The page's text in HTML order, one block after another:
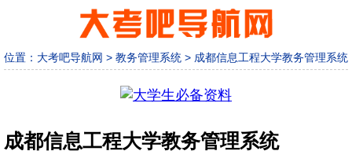
位置： 大考吧导航网 > 教务管理系统 > 成都信息工程大学教务管理系统
成都信息工程大学教务管理系统